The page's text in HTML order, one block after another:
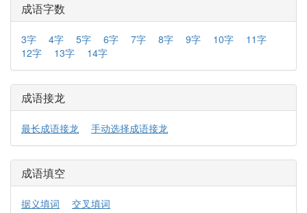
成语字数
3字 4字 5字 6字 7字 8字 9字 10字
11字
12字
13字 14字
成语接龙
最长成语接龙 手动选择成语接龙
成语填空
据义填词 交叉填词